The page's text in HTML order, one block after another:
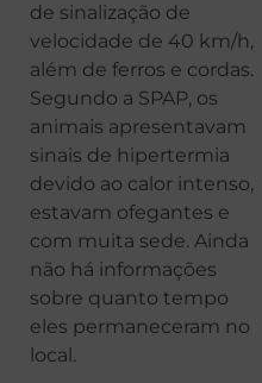
de sinalização de
velocidade de 40 km/h,
além de ferros e cordas.
Segundo a SPAP, os
animais apresentavam
sinais de hipertermia
devido ao calor intenso,
estavam ofegantes e
com muita sede. Ainda
não há informações
sobre quanto tempo
eles permaneceram no
local.